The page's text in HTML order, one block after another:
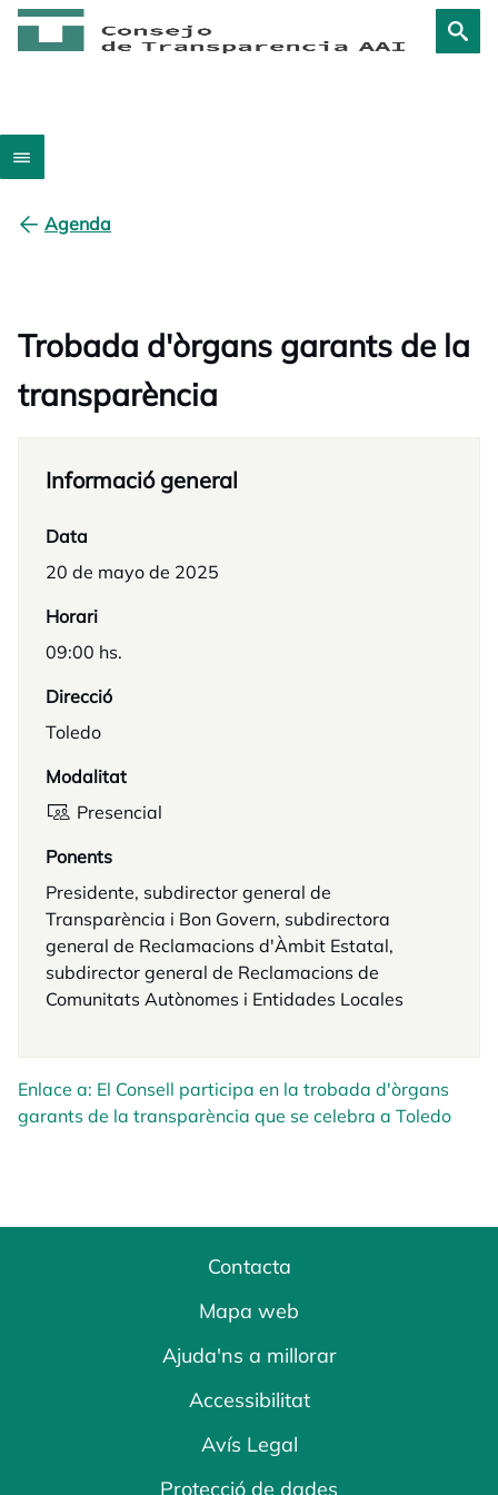
Agenda
Trobada d'òrgans garants de la
transparència
Informació general
Data
20 de mayo de 2025
Horari
09:00 hs.
Direcció
Toledo
Modalitat
Presencial
Ponents
Presidente, subdirector general de
Transparència i Bon Govern, subdirectora
general de Reclamacions d'Àmbit Estatal,
subdirector general de Reclamacions de
Comunitats Autònomes i Entidades Locales
Enlace a: El Consell participa en la trobada d'òrgans
garants de la transparència que se celebra a Toledo
Contacta
Mapa web
Ajuda'ns a millorar
Accessibilitat
Avís Legal
Protecció de dades